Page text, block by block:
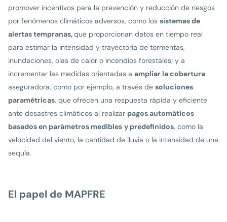
promover incentivos para la prevención y reducción de riesgos
por fenómenos climáticos adversos, como los sistemas de
alertas tempranas,que proporcionan datos en tiempo real
para estimar la intensidad y trayectoria de tormentas,
inundaciones, olas de calor o incendios forestales; y a
incrementar las medidas orientadas a ampliar la cobertura
aseguradora, como por ejemplo, a través de soluciones
paramétricas, que ofrecen una respuesta rápida y eficiente
ante desastres climáticos al realizar pagos automáticos
basados en parámetros medibles y predefinidos, como la
velocidad del viento, la cantidad de lluvia o la intensidad de una
sequía.
El papel de MAPFRE